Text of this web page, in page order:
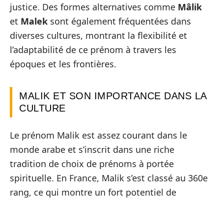
justice. Des formes alternatives comme Mâlik
et Malek sont également fréquentées dans
diverses cultures, montrant la flexibilité et
l’adaptabilité de ce prénom à travers les
époques et les frontières.
MALIK ET SON IMPORTANCE DANS LA
CULTURE
Le prénom Malik est assez courant dans le
monde arabe et s’inscrit dans une riche
tradition de choix de prénoms à portée
spirituelle. En France, Malik s’est classé au 360e
rang, ce qui montre un fort potentiel de